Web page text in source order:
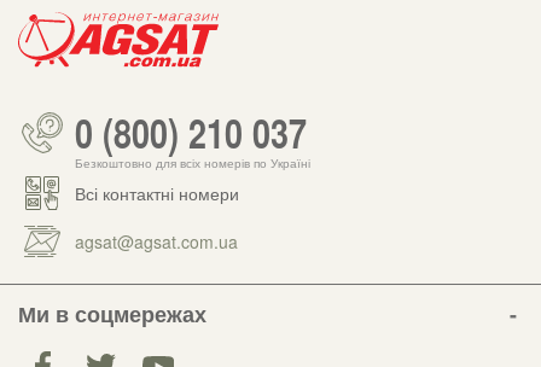
0 (800) 210 037
Безкоштовно для всіх номерів по Україні
Всі контактні номери
agsat@agsat.com.ua
Ми в соцмережах